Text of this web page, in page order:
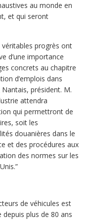
au monde en
et qui seront
progrès ont
d’une importance
concrets au chapitre
d’emplois dans
président. M.
attendra
qui permettront de
soit les
douanières dans le
et des procédures aux
des normes sur les
de véhicules est
depuis plus de 80 ans